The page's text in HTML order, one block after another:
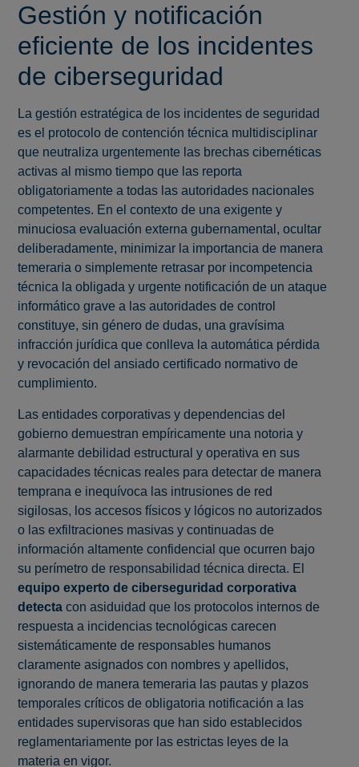
Gestión y notificación
eficiente de los incidentes
de ciberseguridad
La gestión estratégica de los incidentes de seguridad
es el protocolo de contención técnica multidisciplinar
que neutraliza urgentemente las brechas cibernéticas
activas al mismo tiempo que las reporta
obligatoriamente a todas las autoridades nacionales
competentes. En el contexto de una exigente y
minuciosa evaluación externa gubernamental, ocultar
deliberadamente, minimizar la importancia de manera
temeraria o simplemente retrasar por incompetencia
técnica la obligada y urgente notificación de un ataque
informático grave a las autoridades de control
constituye, sin género de dudas, una gravísima
infracción jurídica que conlleva la automática pérdida
y revocación del ansiado certificado normativo de
cumplimiento.
Las entidades corporativas y dependencias del
gobierno demuestran empíricamente una notoria y
alarmante debilidad estructural y operativa en sus
capacidades técnicas reales para detectar de manera
temprana e inequívoca las intrusiones de red
sigilosas, los accesos físicos y lógicos no autorizados
o las exfiltraciones masivas y continuadas de
información altamente confidencial que ocurren bajo
su perímetro de responsabilidad técnica directa. El
equipo experto de ciberseguridad corporativa
detecta con asiduidad que los protocolos internos de
respuesta a incidencias tecnológicas carecen
sistemáticamente de responsables humanos
claramente asignados con nombres y apellidos,
ignorando de manera temeraria las pautas y plazos
temporales críticos de obligatoria notificación a las
entidades supervisoras que han sido establecidos
reglamentariamente por las estrictas leyes de la
materia en vigor.